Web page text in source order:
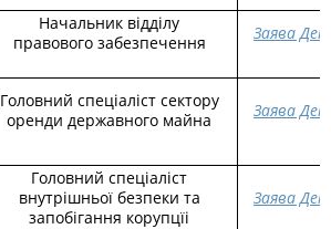
Начальник відділу
правового забезпечення
Заява
Головний спеціаліст сектору
оренди державного майна
Заява
Головний спеціаліст
внутрішньої безпеки та
запобігання корупцїі
Заява